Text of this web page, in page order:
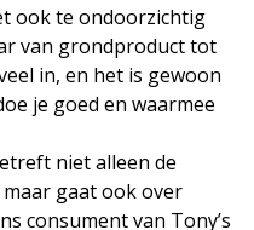
ook te ondoorzichtig
van grondproduct tot
in, en het is gewoon
je goed en waarmee
niet alleen de
gaat ook over
consument van Tony’s